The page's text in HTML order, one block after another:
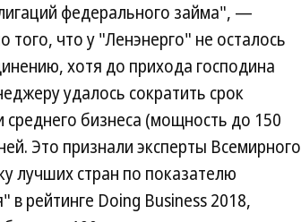
федерального займа", —
что у "Ленэнерго" не осталось
хотя до прихода господина
удалось сократить срок
бизнеса (мощность до 150
Это признали эксперты Всемирного
лучших стран по показателю
рейтинге Doing Business 2018,